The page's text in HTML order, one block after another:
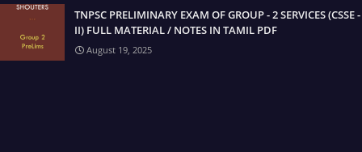
TNPSC PRELIMINARY EXAM OF GROUP - 2 SERVICES (CSSE -
II) FULL MATERIAL / NOTES IN TAMIL PDF
August 19, 2025